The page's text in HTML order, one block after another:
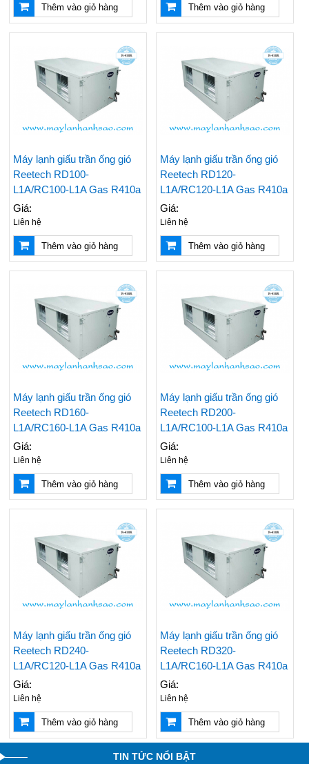
Thêm vào giỏ hàng Thêm vào giỏ hàng
Máy lạnh giấu trần ống gió
Reetech RD100-
L1A/RC100-L1A Gas R410a
Giá:
Liên hệ
Thêm vào giỏ hàng
Máy lạnh giấu trần ống gió
Reetech RD120-
L1A/RC120-L1A Gas R410a
Giá:
Liên hệ
Thêm vào giỏ hàng
Máy lạnh giấu trần ống gió
Reetech RD160-
L1A/RC160-L1A Gas R410a
Giá:
Liên hệ
Thêm vào giỏ hàng
Máy lạnh giấu trần ống gió
Reetech RD200-
L1A/RC100-L1A Gas R410a
Giá:
Liên hệ
Thêm vào giỏ hàng
Máy lạnh giấu trần ống gió
Reetech RD240-
L1A/RC120-L1A Gas R410a
Giá:
Liên hệ
Thêm vào giỏ hàng
Máy lạnh giấu trần ống gió
Reetech RD320-
L1A/RC160-L1A Gas R410a
Giá:
Liên hệ
Thêm vào giỏ hàng
TIN TỨC NỔI BẬT
Nên Mua Máy Lạnh
Hãng Nào? Top 3
Những Vật Tư Cần Có
Khi Thi Công Ống
Đại Lý Cung Cấp Giá
Rẻ Máy Lạnh Tủ Đứng
Điều Hoà Treo Tường
Nagakawa Giá Rẻ -
Thi Công - Lắp Đặt
Máy Lạnh Âm Trần
Đại Lý Phân Phối Máy
Lạnh Âm Trần LG
Top 5 Hãng Máy Lạnh
1 Ngựa Giá Rẻ Tiết
Kiệm Điện Đáng Mua
Nhất
Các Hãng Máy Lạnh
Treo Tường Giá Rẻ
Được Chọn Mua Nhiều
Nhất Hiện Nay
Giá Máy Lạnh Treo
Cập Nhật - LH
0909588116
Bán & Lắp Đặt Máy
5hp Giá Cạnh Tranh
Điều Hòa Casper
Aqua - Đại Lý Phân
Phối Chính Hãng Giá
R32 - Sản Phẩm Mới
2024 Giá Sỉ Tại Ánh